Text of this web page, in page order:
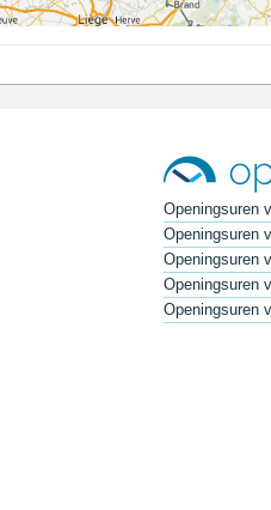
Openingsuren
Openingsuren
Openingsuren
Openingsuren
Openingsuren